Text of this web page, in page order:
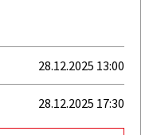
28.12.2025 13:00
28.12.2025 17:30